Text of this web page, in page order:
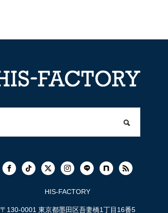
HIS-FACTORY
〒130-0001 東京都墨田区吾妻橋1丁目16番5